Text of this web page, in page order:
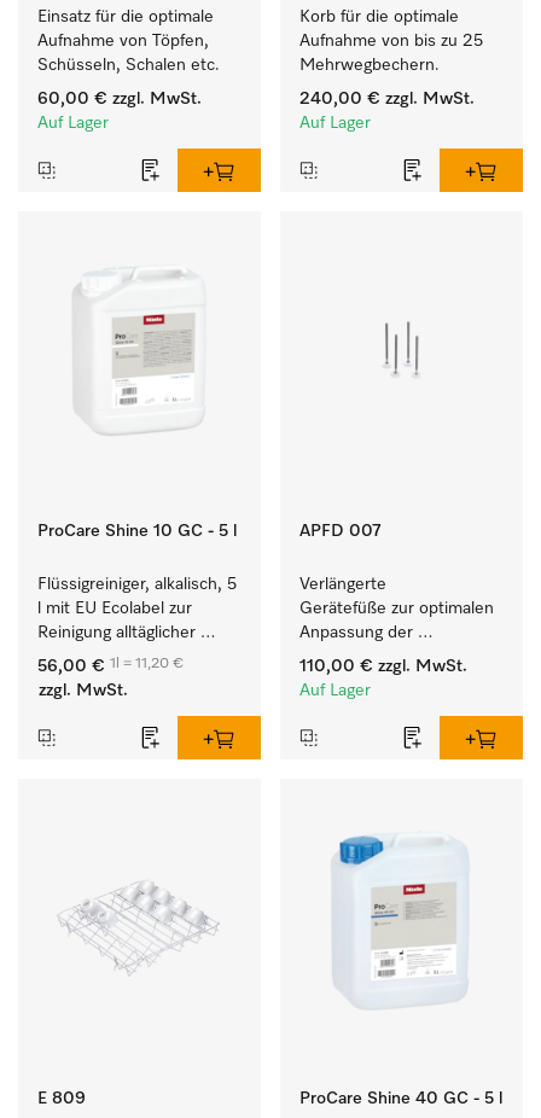
Einsatz für die optimale
Aufnahme von Töpfen,
Schüsseln, Schalen etc.
60,00 € zzgl. MwSt.
Auf Lager
Korb für die optimale
Aufnahme von bis zu 25
Mehrwegbechern.
240,00 € zzgl. MwSt.
Auf Lager
ProCare Shine 10 GC - 5 l
Flüssigreiniger, alkalisch, 5
l mit EU Ecolabel zur
Reinigung alltäglicher
Anschmutzungen von
Geschirr, Besteck und
56,00 € 1l = 11,20 €
zzgl. MwSt.
APFD 007
Verlängerte
Gerätefüße zur optimalen
Anpassung der
Gerätehöhe an die Höhe
der Arbeitsplatte.
110,00 € zzgl. MwSt.
Auf Lager
E 809 ProCare Shine 40 GC - 5 l